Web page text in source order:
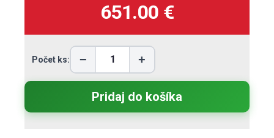
651.00 €
Počet ks: − +